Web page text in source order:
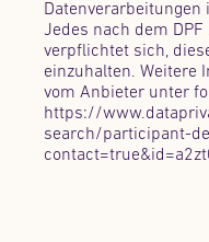
Datenverarbeitungen
Jedes nach dem
verpflichtet sich,
einzuhalten. Weitere
vom Anbieter unter
https://
search/participant-